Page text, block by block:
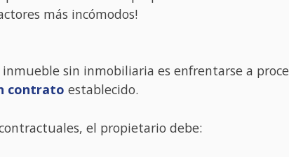
más incómodos!
sin inmobiliaria es enfrentarse a
contrato establecido.
el propietario debe: